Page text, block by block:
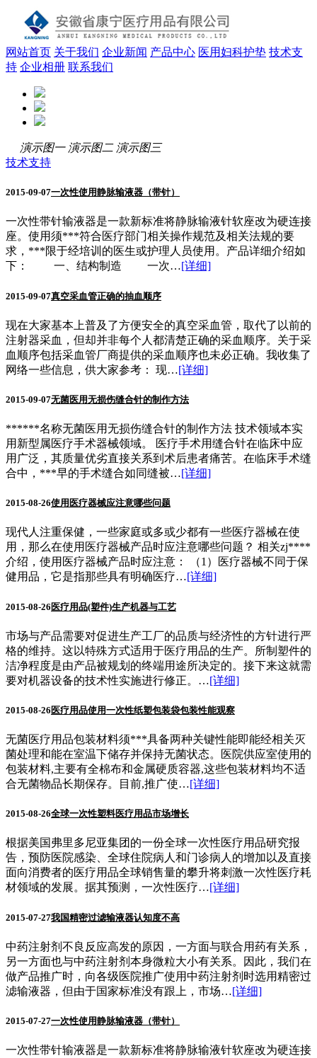
网站首页 关于我们 企业新闻 产品中心 医用妇科护垫 技术支
持 企业相册 联系我们
演示图一 演示图二 演示图三
技术支持
2015-09-07一次性使用静脉输液器（带针）
一次性带针输液器是一款新标准将静脉输液针软座改为硬连接
座。使用须***符合医疗部门相关操作规范及相关法规的要
求，***限于经培训的医生或护理人员使用。产品详细介绍如
下： 一、结构制造 一次…[详细]
2015-09-07真空采血管正确的抽血顺序
现在大家基本上普及了方便安全的真空采血管，取代了以前的
注射器采血，但却并非每个人都清楚正确的采血顺序。关于采
血顺序包括采血管厂商提供的采血顺序也未必正确。我收集了
网络一些信息，供大家参考： 现…[详细]
2015-09-07无菌医用无损伤缝合针的制作方法
******名称无菌医用无损伤缝合针的制作方法 技术领域本实
用新型属医疗手术器械领域。 医疗手术用缝合针在临床中应
用广泛，其质量优劣直接关系到术后患者痛苦。在临床手术缝
合中，***早的手术缝合如同缝被…[详细]
2015-08-26使用医疗器械应注意哪些问题
现代人注重保健，一些家庭或多或少都有一些医疗器械在使
用，那么在使用医疗器械产品时应注意哪些问题？ 相关zj****
介绍，使用医疗器械产品时应注意： （1）医疗器械不同于保
健用品，它是指那些具有明确医疗…[详细]
2015-08-26医疗用品(塑件)生产机器与工艺
市场与产品需要对促进生产工厂的品质与经济性的方针进行严
格的维持。这以特殊方式适用于医疗用品的生产。所制塑件的
洁净程度是由产品被规划的终端用途所决定的。接下来这就需
要对机器设备的技术性实施进行修正。…[详细]
2015-08-26 医疗用品使用一次性纸塑包装袋包装性能观察
无菌医疗用品包装材料须***具备两种关键性能即能经相关灭
菌处理和能在室温下储存并保持无菌状态。医院供应室使用的
包装材料,主要有全棉布和金属硬质容器,这些包装材料均不适
合无菌物品长期保存。目前,推广使…[详细]
2015-08-26全球一次性塑料医疗用品市场增长
根据美国弗里多尼亚集团的一份全球一次性医疗用品研究报
告，预防医院感染、全球住院病人和门诊病人的增加以及直接
面向消费者的医疗用品全球销售量的攀升将刺激一次性医疗耗
材领域的发展。据其预测，一次性医疗…[详细]
2015-07-27我国精密过滤输液器认知度不高
中药注射剂不良反应高发的原因，一方面与联合用药有关系，
另一方面也与中药注射剂本身微粒大小有关系。因此，我们在
做产品推广时，向各级医院推广使用中药注射剂时选用精密过
滤输液器，但由于国家标准没有跟上，市场…[详细]
2015-07-27一次性使用静脉输液器（带针）
一次性带针输液器是一款新标准将静脉输液针软座改为硬连接